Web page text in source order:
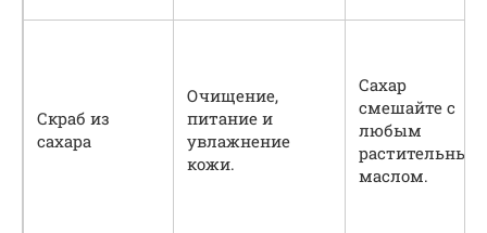
Скраб из
сахара
Очищение,
питание и
увлажнение
кожи.
Сахар
смешайте с
любым
растительным
маслом.